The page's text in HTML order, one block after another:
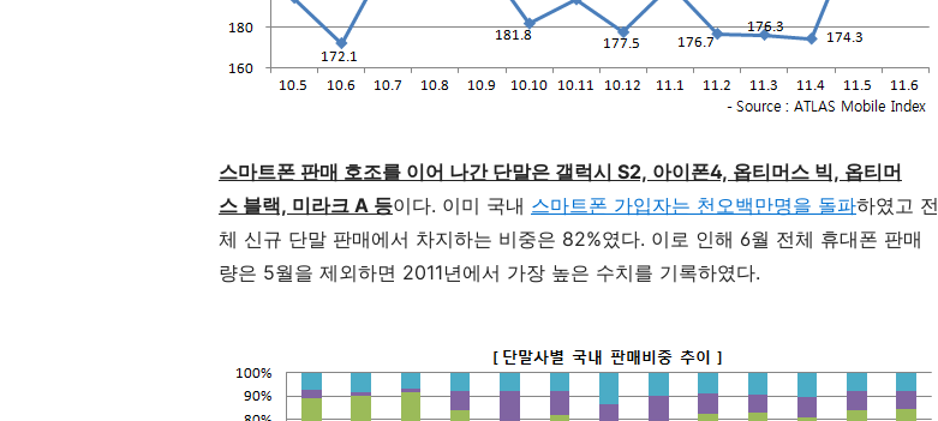
스마트폰 판매 호조를 이어 나간 단말은 갤럭시 S2, 아이폰4, 옵티머스 빅, 옵티머
스 블랙, 미라크 A 등이다. 이미 국내 스마트폰 가입자는 천오백만명을 돌파하였고 전
체 신규 단말 판매에서 차지하는 비중은 82%였다. 이로 인해 6월 전체 휴대폰 판매
량은 5월을 제외하면 2011년에서 가장 높은 수치를 기록하였다.